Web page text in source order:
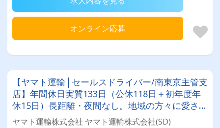
オンライン応募
【ヤマト運輸│セールスドライバー/南東京主管支
店】年間休日実質133日（公休118日＋初年度年
休15日）長距離・夜間なし。地域の方々に愛され
るドライバー◎
ヤマト運輸株式会社 ヤマト運輸株式会社(SD)